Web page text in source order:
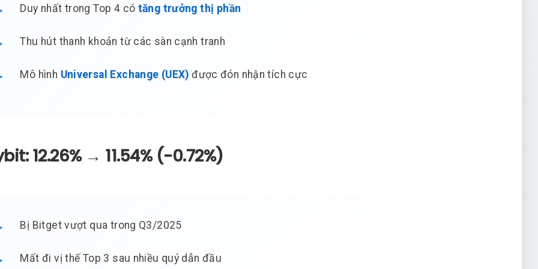
Duy nhất trong Top 4 có tăng trưởng thị phần
Thu hút thanh khoản từ các sàn cạnh tranh
Mô hình Universal Exchange (UEX) được đón nhận tích cực
12.26% → 11.54% (-0.72%)
Bị Bitget vượt qua trong Q3/2025
Mất đi vị thế Top 3 sau nhiều quý dẫn đầu